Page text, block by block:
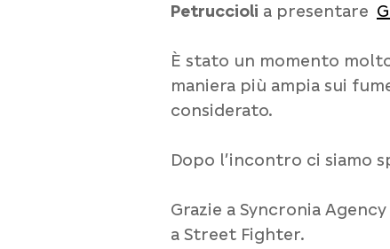
Petruccioli a presentare
È stato un momento
maniera più ampia sui
considerato.
Dopo l’incontro ci siamo
Grazie a Syncronia
a Street Fighter.